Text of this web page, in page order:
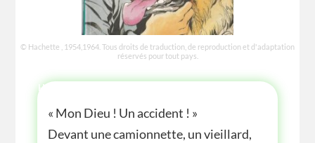
© Hachette , 1954,1964. Tous droits de traduction, de reproduction et d'adaptation
réservés pour tout pays.
HISTOIRE
« Mon Dieu ! Un accident ! »
Devant une camionnette, un vieillard,